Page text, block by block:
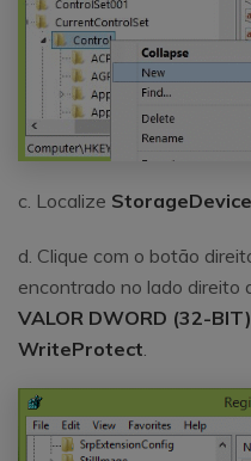
c. Localize
d. Clique com o botão
encontrado no lado direito
VALOR DWORD (32-BIT)
WriteProtect.